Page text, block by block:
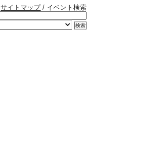
サイトマップ/ イベント検索